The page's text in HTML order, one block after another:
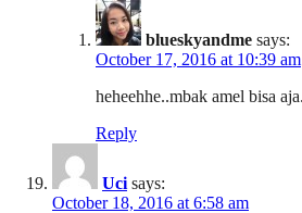
blueskyandme says:
October 17, 2016 at 10:39 am
heheehhe..mbak amel bisa
Reply
Uci says:
October 18, 2016 at 6:58 am